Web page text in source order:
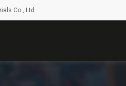
Co., Ltd.